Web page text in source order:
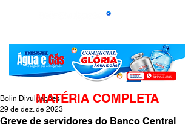
Greve de servidores do Banco Central
Bolin Divulgações
29 de dez. de 2023
MATÉRIA COMPLETA